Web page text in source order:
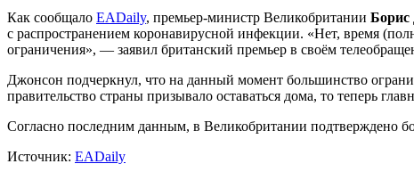
Как сообщало EADaily, премьер-министр Великобритании Борис
с распространением коронавирусной инфекции. «Нет, время
ограничения», — заявил британский премьер в своём
Джонсон подчеркнул, что на данный момент большинство
правительство страны призывало оставаться дома, то теперь
Согласно последним данным, в Великобритании подтверждено
Источник: EADaily